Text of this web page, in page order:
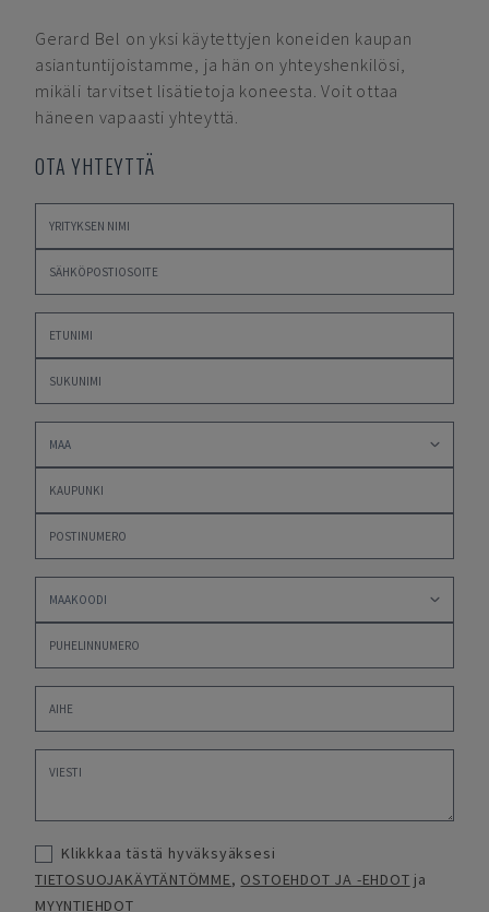
Gerard Bel on yksi käytettyjen koneiden kaupan
asiantuntijoistamme, ja hän on yhteyshenkilösi,
mikäli tarvitset lisätietoja koneesta. Voit ottaa
häneen vapaasti yhteyttä.
OTA YHTEYTTÄ
Klikkkaa tästä hyväksyäksesi
TIETOSUOJAKÄYTÄNTÖMME, OSTOEHDOT JA -EHDOT ja
MYYNTIEHDOT